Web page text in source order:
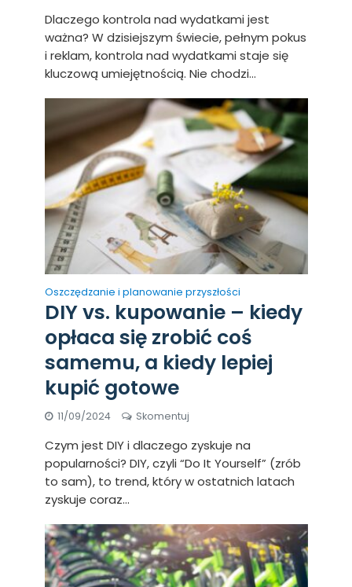
Dlaczego kontrola nad wydatkami jest
ważna? W dzisiejszym świecie, pełnym pokus
i reklam, kontrola nad wydatkami staje się
kluczową umiejętnością. Nie chodzi...
Oszczędzanie i planowanie przyszłości
DIY vs. kupowanie – kiedy
opłaca się zrobić coś
samemu, a kiedy lepiej
kupić gotowe
11/09/2024 Skomentuj
Czym jest DIY i dlaczego zyskuje na
popularności? DIY, czyli “Do It Yourself” (zrób
to sam), to trend, który w ostatnich latach
zyskuje coraz...